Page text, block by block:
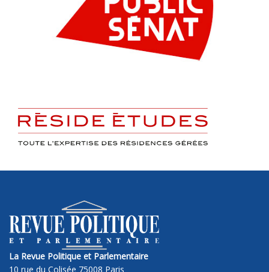
La Revue Politique et Parlementaire
10 rue du Colisée 75008 Paris